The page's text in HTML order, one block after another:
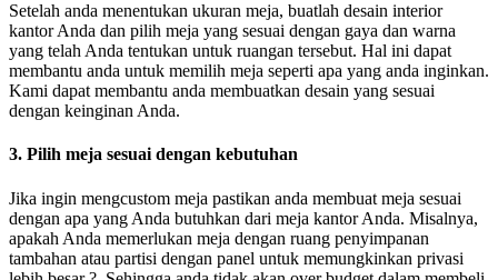
Setelah anda menentukan ukuran meja, buatlah desain interior
kantor Anda dan pilih meja yang sesuai dengan gaya dan warna
yang telah Anda tentukan untuk ruangan tersebut. Hal ini dapat
membantu anda untuk memilih meja seperti apa yang anda inginkan.
Kami dapat membantu anda membuatkan desain yang sesuai
dengan keinginan Anda.
3. Pilih meja sesuai dengan kebutuhan
Jika ingin mengcustom meja pastikan anda membuat meja sesuai
dengan apa yang Anda butuhkan dari meja kantor Anda. Misalnya,
apakah Anda memerlukan meja dengan ruang penyimpanan
tambahan atau partisi dengan panel untuk memungkinkan privasi